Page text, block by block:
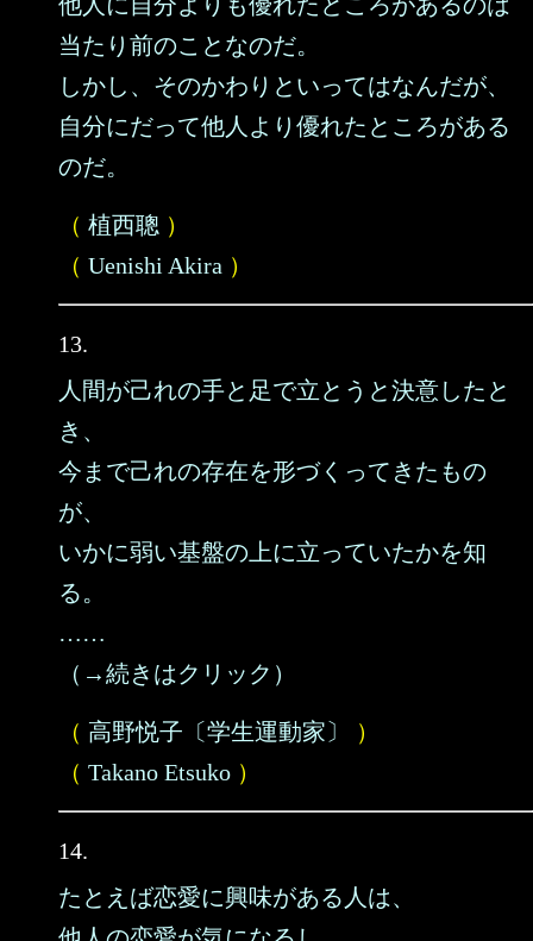
当たり前のことなのだ。
しかし、そのかわりといってはなんだが、
自分にだって他人より優れたところがある
のだ。
（ 植西聰 ）
（ Uenishi Akira ）
13.
人間が己れの手と足で立とうと決意したと
き、
今まで己れの存在を形づくってきたもの
が、
いかに弱い基盤の上に立っていたかを知
る。
……
（→続きはクリック）
（ 高野悦子〔学生運動家〕
）
（ Takano Etsuko ）
14.
たとえば恋愛に興味がある人は、